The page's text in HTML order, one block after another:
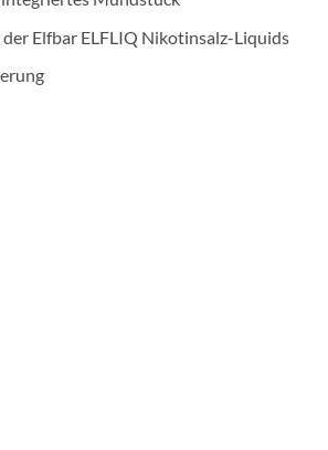
Elfbar ELFLIQ Nikotinsalz-Liquids